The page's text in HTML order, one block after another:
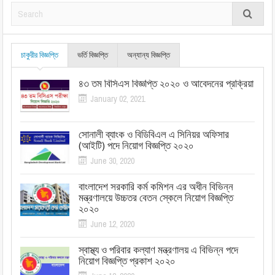
চাকুরীর বিজ্ঞপ্তি ভর্তি বিজ্ঞপ্তি অন্যান্য বিজ্ঞপ্তি
৪৩ তম বিসিএস বিজ্ঞপ্তি ২০২০ ও আবেদনের প্রক্রিয়া
January 02, 2021
সোনালী ব্যাংক ও বিডিবিএল এ সিনিয়র অফিসার
(আইটি) পদে নিয়োগ বিজ্ঞপ্তি ২০২০
June 30, 2020
বাংলাদেশ সরকারি কর্ম কমিশন এর অধীন বিভিন্ন
মন্ত্রণালয়ে উচ্চতর বেতন স্কেলে নিয়োগ বিজ্ঞপ্তি
২০২০
June 12, 2020
স্বাস্থ্য ও পরিবার কল্যাণ মন্ত্রণালয় এ বিভিন্ন পদে
নিয়োগ বিজ্ঞপ্তি প্রকাশ ২০২০